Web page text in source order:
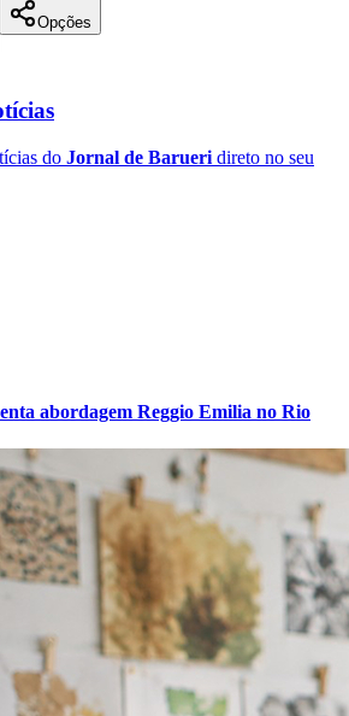
Opções
do Jornal de Barueri direto no seu
abordagem Reggio Emilia no Rio